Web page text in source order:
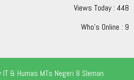
Views Today : 448
Who's Online : 9
& Humas MTs Negeri 8 Sleman